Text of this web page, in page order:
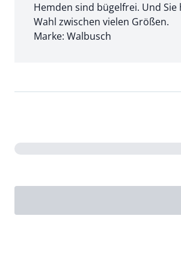
Hemden sind bügelfrei. Und Sie
Wahl zwischen vielen Größen.
Marke: Walbusch